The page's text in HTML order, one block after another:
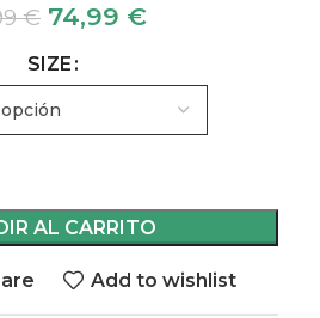
€ 74,99 €
SIZE
AL CARRITO
Add to wishlist